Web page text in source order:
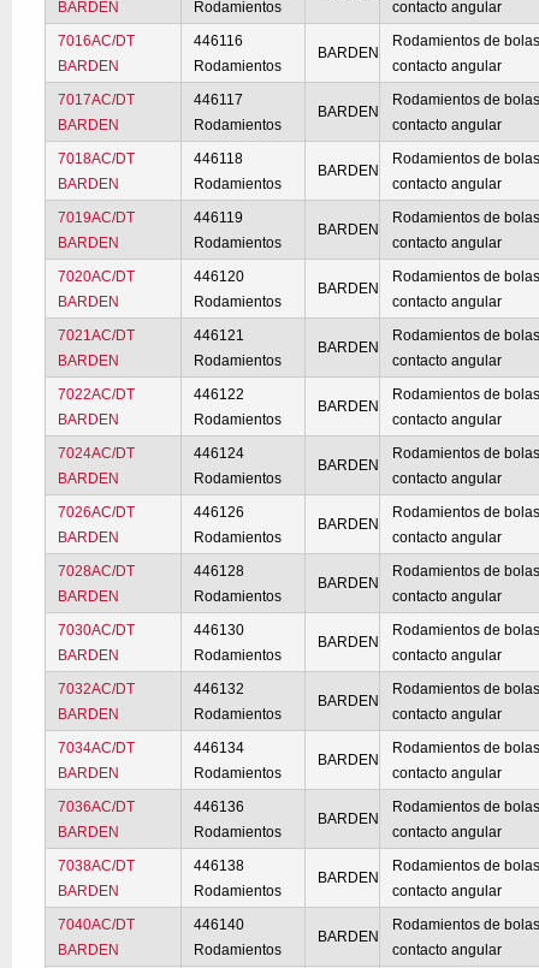
BARDEN
Rodamientos
contacto angular
7016AC/DT
BARDEN
446116
Rodamientos
BARDEN
Rodamientos de
contacto angular
7017AC/DT
BARDEN
446117
Rodamientos
BARDEN
Rodamientos de
contacto angular
7018AC/DT
BARDEN
446118
Rodamientos
BARDEN
Rodamientos de
contacto angular
7019AC/DT
BARDEN
446119
Rodamientos
BARDEN
Rodamientos de
contacto angular
7020AC/DT
BARDEN
446120
Rodamientos
BARDEN
Rodamientos de
contacto angular
7021AC/DT
BARDEN
446121
Rodamientos
BARDEN
Rodamientos de
contacto angular
7022AC/DT
BARDEN
446122
Rodamientos
BARDEN
Rodamientos de
contacto angular
7024AC/DT
BARDEN
446124
Rodamientos
BARDEN
Rodamientos de
contacto angular
7026AC/DT
BARDEN
446126
Rodamientos
BARDEN
Rodamientos de
contacto angular
7028AC/DT
BARDEN
446128
Rodamientos
BARDEN
Rodamientos de
contacto angular
7030AC/DT
BARDEN
446130
Rodamientos
BARDEN
Rodamientos de
contacto angular
7032AC/DT
BARDEN
446132
Rodamientos
BARDEN
Rodamientos de
contacto angular
7034AC/DT
BARDEN
446134
Rodamientos
BARDEN
Rodamientos de
contacto angular
7036AC/DT
BARDEN
446136
Rodamientos
BARDEN
Rodamientos de
contacto angular
7038AC/DT
BARDEN
446138
Rodamientos
BARDEN
Rodamientos de
contacto angular
7040AC/DT
BARDEN
446140
Rodamientos
BARDEN
Rodamientos de
contacto angular